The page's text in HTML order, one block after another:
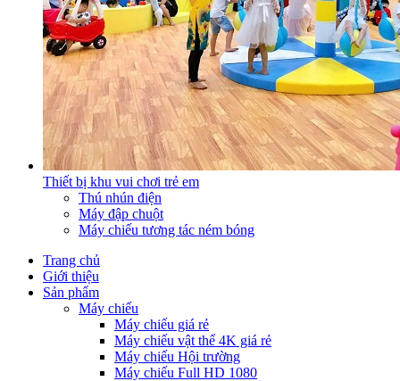
Thiết bị khu vui chơi trẻ em
Thú nhún điện
Máy đập chuột
Máy chiếu tương tác ném bóng
Trang chủ
Giới thiệu
Sản phẩm
Máy chiếu
Máy chiếu giá rẻ
Máy chiếu vật thể 4K giá rẻ
Máy chiếu Hội trường
Máy chiếu Full HD 1080